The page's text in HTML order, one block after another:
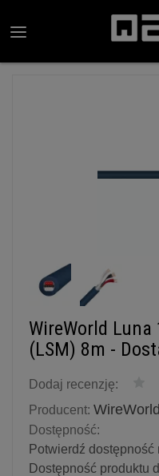
WireWorld Luna
(LSM) 8m -
Dodaj recenzję:
Producent: WireWorld
Dostępność:
Potwierdź
Dostępność produktu